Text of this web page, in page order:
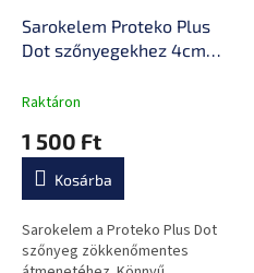
Sarokelem Proteko Plus
Dot szőnyegekhez 4cm
rezgést, alkalmas nagy
Raktáron
1 500 Ft
Kosárba
Sarokelem a Proteko Plus Dot
szőnyeg zökkenőmentes